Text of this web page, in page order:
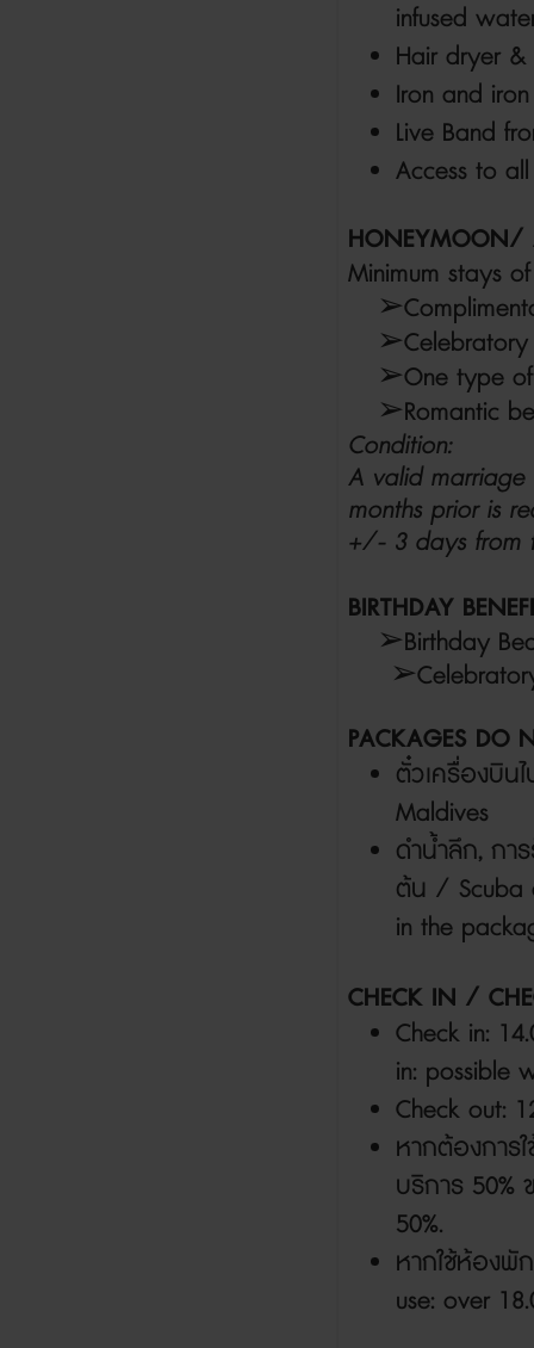
infused
Hair dryer &
Iron and
Live Band
Access to
HONEYMOON/
Minimum stays
➢
➢
➢One type
➢Romantic
Condition:
A valid marriage
months prior is
+/- 3 days from
BIRTHDAY
➢Birthday
➢
PACKAGES DO
ตั๋วเครื่องบิน
Maldives
ดำน้ำลึก, การ
ต้น /
in the
CHECK IN /
Check in:
in: possible
Check out:
หากต้องการ
บริการ 50%
50%.
หากใช้ห้องพั
use: over